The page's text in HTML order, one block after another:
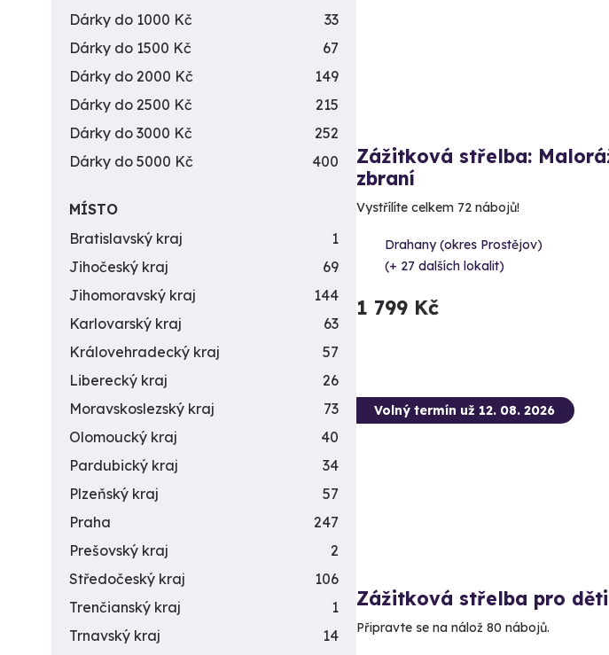
Zážitková střelba:
zbraní
Vystřílíte celkem 72 nábojů!
Drahany (okres Prostějov)
(+ 27 dalších lokalit)
1 799 Kč
Volný termín už 12. 08. 2026
Zážitková střelba pro
Připravte se na nálož 80 nábojů.
Dárky do 1000 Kč
33
Dárky do 1500 Kč
67
Dárky do 2000 Kč
149
Dárky do 2500 Kč
215
Dárky do 3000 Kč
252
Dárky do 5000 Kč
400
MÍSTO
Bratislavský kraj
1
Jihočeský kraj
69
Jihomoravský kraj
144
Karlovarský kraj
63
Královehradecký kraj
57
Liberecký kraj
26
Moravskoslezský kraj
73
Olomoucký kraj
40
Pardubický kraj
34
Plzeňský kraj
57
Praha
247
Prešovský kraj
2
Středočeský kraj
106
Trenčianský kraj
1
Trnavský kraj
14